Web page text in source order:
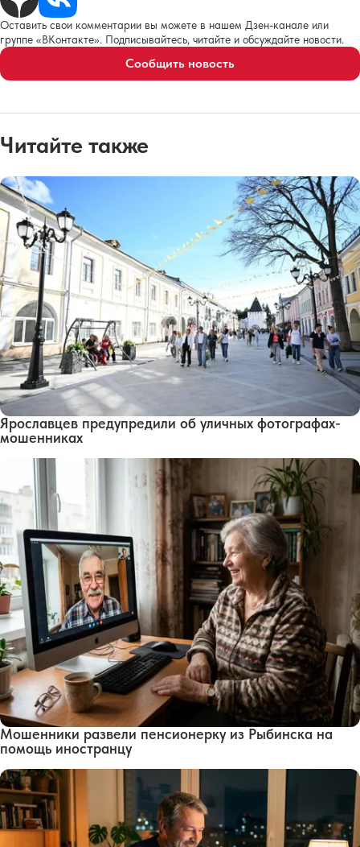
Оставить свои комментарии вы можете в нашем Дзен-канале или
группе «ВКонтакте». Подписывайтесь, читайте и обсуждайте новости.
Сообщить новость
Читайте также
Ярославцев предупредили об уличных фотографах-
мошенниках
Мошенники развели пенсионерку из Рыбинска на
помощь иностранцу